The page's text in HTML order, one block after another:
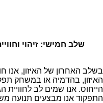
שלב חמישי: זיהוי
בשלב האחרון של האיזון, אנו
האיזון, בהדמיה או במשחק
הייחוס. אנו שמים לב לחוויית
התפקוד אנו מבצעים תנועה